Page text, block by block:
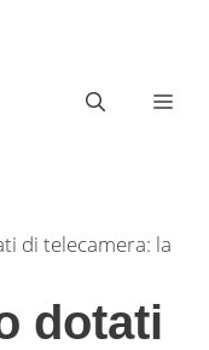
di telecamera: la
dotati